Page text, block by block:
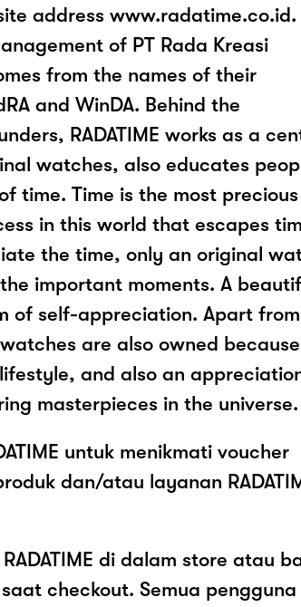
address www.radatime.co.id.
of PT Rada Kreasi
from the names of their
and WinDA. Behind the
RADATIME works as a
watches, also educates
time. Time is the most precious
in this world that escapes
the time, only an original
important moments. A
of self-appreciation. Apart
are also owned
and also an
masterpieces in the universe.
untuk menikmati voucher
dan/atau layanan
di dalam store atau
checkout. Semua pengguna